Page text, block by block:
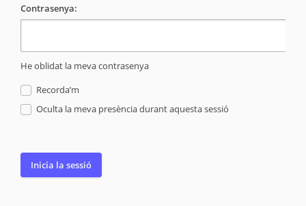
Contrasenya:
He oblidat la meva contrasenya
Recorda’m
Oculta la meva presència durant aquesta sessió